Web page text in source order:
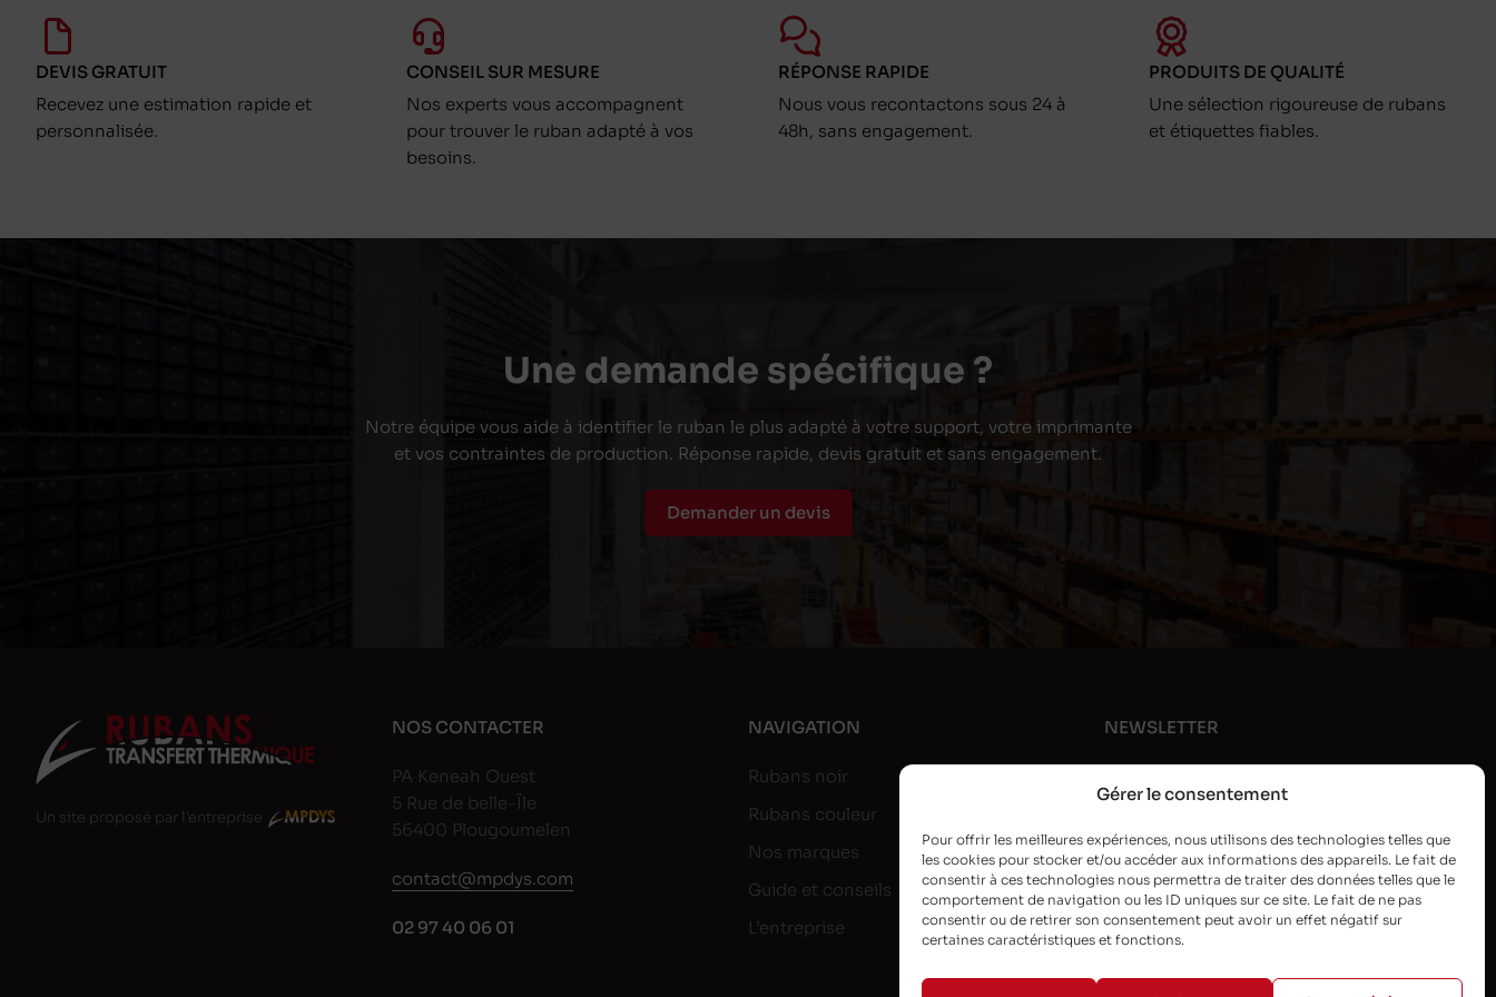
Gérer le consentement
Pour offrir les meilleures expériences, nous utilisons des technologies telles que
les cookies pour stocker et/ou accéder aux informations des appareils. Le fait de
consentir à ces technologies nous permettra de traiter des données telles que le
comportement de navigation ou les ID uniques sur ce site. Le fait de ne pas
consentir ou de retirer son consentement peut avoir un effet négatif sur
certaines caractéristiques et fonctions.
DEVIS GRATUIT
Recevez une estimation rapide et
personnalisée.
CONSEIL SUR MESURE
Nos experts vous accompagnent
pour trouver le ruban adapté à vos
besoins.
RÉPONSE RAPIDE
Nous vous recontactons sous 24 à
48h, sans engagement.
PRODUITS DE QUALITÉ
Une sélection rigoureuse de rubans
et étiquettes fiables.
Une demande spécifique ?
Notre équipe vous aide à identifier le ruban le plus adapté à votre support, votre imprimante
et vos contraintes de production. Réponse rapide, devis gratuit et sans engagement.
Demander un devis
Un site proposé par l'entreprise
NOS CONTACTER
PA Keneah Ouest
5 Rue de belle-Île
56400 Plougoumelen
contact@mpdys.com
02 97 40 06 01
NAVIGATION
Rubans noir
Rubans couleur
Nos marques
Guide et conseils
L’entreprise
NEWSLETTER